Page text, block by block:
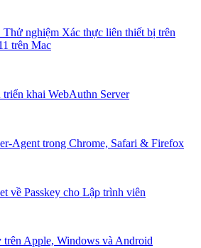
Thử nghiệm Xác thực liên thiết bị trên
trên Mac
triển khai WebAuthn Server
Agent trong Chrome, Safari & Firefox
về Passkey cho Lập trình viên
trên Apple, Windows và Android